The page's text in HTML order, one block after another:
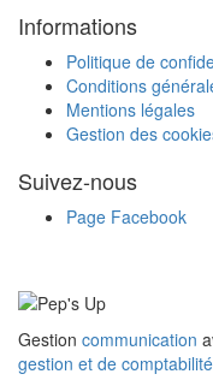
Informations
Politique de
Conditions
Mentions légales
Gestion des
Suivez-nous
Page Facebook
Gestion communication
gestion et de